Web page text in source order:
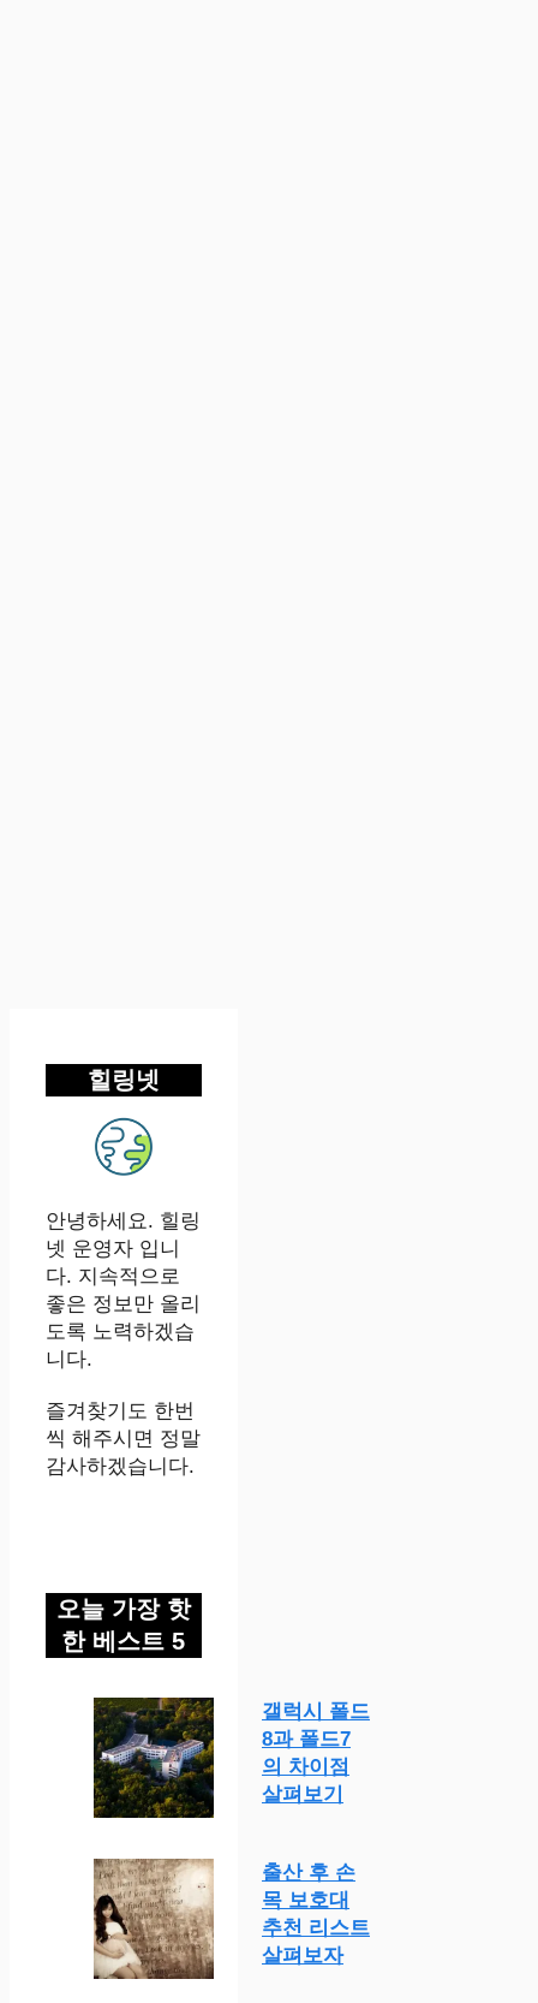
힐링넷
안녕하세요. 힐링
넷 운영자 입니
다. 지속적으로
좋은 정보만 올리
도록 노력하겠습
니다.
즐겨찾기도 한번
씩 해주시면 정말
감사하겠습니다.
오늘 가장 핫
한 베스트 5
갤럭시 폴드
8과 폴드7
의 차이점
살펴보기
출산 후 손
목 보호대
추천 리스트
살펴보자